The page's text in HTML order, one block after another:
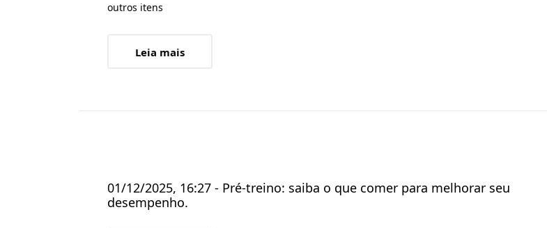
outros itens
Leia mais
01/12/2025, 16:27 - Pré-treino: saiba o que comer para melhorar seu
desempenho.